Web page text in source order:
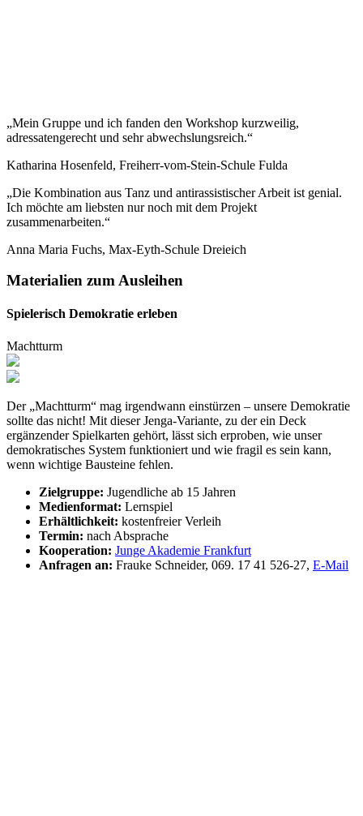
„Mein Gruppe und ich fanden den Workshop kurzweilig,
adressatengerecht und sehr abwechslungsreich.“
Katharina Hosenfeld, Freiherr-vom-Stein-Schule Fulda
„Die Kombination aus Tanz und antirassistischer Arbeit ist genial.
Ich möchte am liebsten nur noch mit dem Projekt
zusammenarbeiten.“
Anna Maria Fuchs, Max-Eyth-Schule Dreieich
Materialien zum Ausleihen
Spielerisch Demokratie erleben
Machtturm
Der „Machtturm“ mag irgendwann einstürzen – unsere Demokratie
sollte das nicht! Mit dieser Jenga-Variante, zu der ein Deck
ergänzender Spielkarten gehört, lässt sich erproben, wie unser
demokratisches System funktioniert und wie fragil es sein kann,
wenn wichtige Bausteine fehlen.
Zielgruppe: Jugendliche ab 15 Jahren
Medienformat: Lernspiel
Erhältlichkeit: kostenfreier Verleih
Termin: nach Absprache
Kooperation: Junge Akademie Frankfurt
Anfragen an: Frauke Schneider, 069. 17 41 526-27, E-Mail